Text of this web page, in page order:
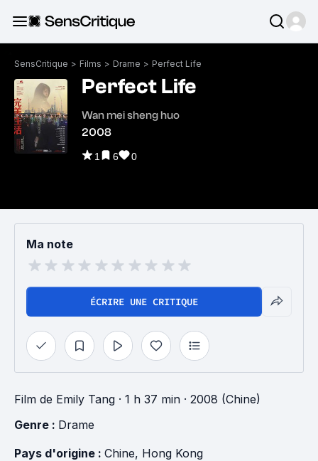
SensCritique > Films > Drame > Perfect Life
Perfect Life
Wan mei sheng huo
2008
1 6 0
Ma note
ÉCRIRE UNE CRITIQUE
Film de Emily Tang · 1 h 37 min · 2008 (Chine)
Genre : Drame
Pays d'origine : Chine, Hong Kong